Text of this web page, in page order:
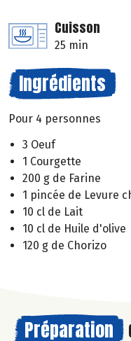
Cuisson
25 min
Ingrédients
Pour 4 personnes
3 Oeuf
1 Courgette
200 g de Farine
1 pincée de Levure
10 cl de Lait
10 cl de Huile d'olive
120 g de Chorizo
Préparation